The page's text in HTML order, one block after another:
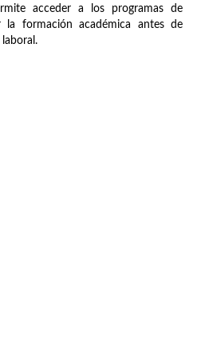
acceder a los programas de
la formación académica antes de